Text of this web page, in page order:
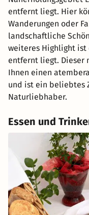
entfernt liegt. Hier
Wanderungen oder
landschaftliche
weiteres Highlight ist
entfernt liegt. Dieser
Ihnen einen
und ist ein beliebtes
Naturliebhaber.
Essen und